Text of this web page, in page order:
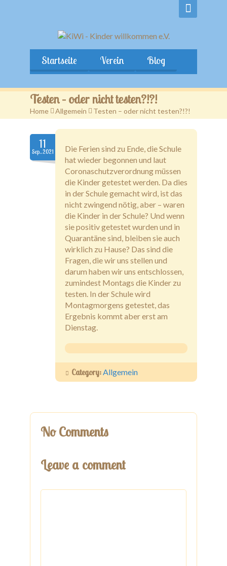
Startseite Verein Blog
Testen – oder nicht testen?!?!
Home >Allgemein > Testen – oder nicht testen?!?!
11
Sep..2021
Die Ferien sind zu Ende, die Schule
hat wieder begonnen und laut
Coronaschutzverordnung müssen
die Kinder getestet werden. Da dies
in der Schule gemacht wird, ist das
nicht zwingend nötig, aber – waren
die Kinder in der Schule? Und wenn
sie positiv getestet wurden und in
Quarantäne sind, bleiben sie auch
wirklich zu Hause? Das sind die
Fragen, die wir uns stellen und
darum haben wir uns entschlossen,
zumindest Montags die Kinder zu
testen. In der Schule wird
Montagmorgens getestet, das
Ergebnis kommt aber erst am
Dienstag.
Category:Allgemein
No Comments
Leave a comment